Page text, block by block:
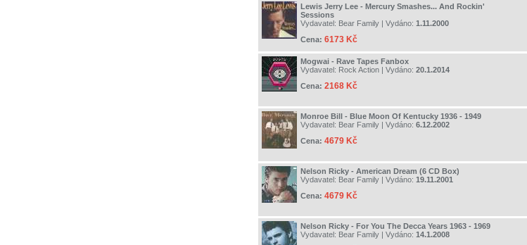
Lewis Jerry Lee - Mercury Smashes... And Rockin'
Sessions
Vydavatel: Bear Family | Vydáno: 1.11.2000
Cena: 6173 Kč
Mogwai - Rave Tapes Fanbox
Vydavatel: Rock Action | Vydáno: 20.1.2014
Cena: 2168 Kč
Monroe Bill - Blue Moon Of Kentucky 1936 - 1949
Vydavatel: Bear Family | Vydáno: 6.12.2002
Cena: 4679 Kč
Nelson Ricky - American Dream (6 CD Box)
Vydavatel: Bear Family | Vydáno: 19.11.2001
Cena: 4679 Kč
Nelson Ricky - For You The Decca Years 1963 - 1969
Vydavatel: Bear Family | Vydáno: 14.1.2008